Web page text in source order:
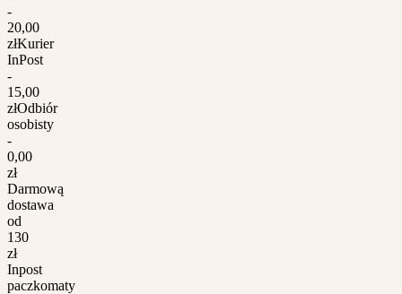
-
20,00
złKurier
InPost
-
15,00
złOdbiór
osobisty
-
0,00
zł
Darmową
dostawa
od
130
zł
Inpost
paczkomaty